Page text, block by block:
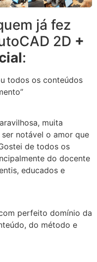
já fez
2D +
:
todos os conteúdos
muita
notável o amor que
de todos os
do docente
educados e
perfeito domínio da
do método e